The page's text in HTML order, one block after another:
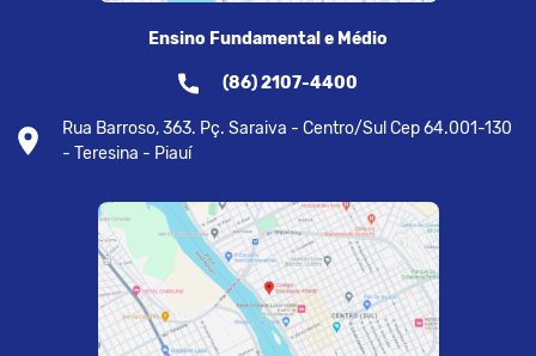
Ensino Fundamental e Médio
(86) 2107-4400
Rua Barroso, 363. Pç. Saraiva - Centro/Sul Cep 64.001-130
- Teresina - Piauí